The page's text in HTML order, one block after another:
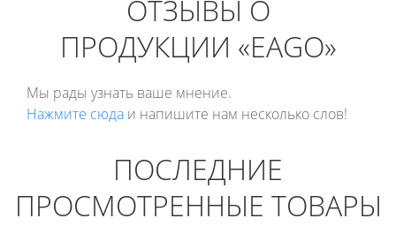
ОТЗЫВЫ О
ПРОДУКЦИИ «EAGO»
Мы рады узнать ваше мнение.
Нажмите сюда и напишите нам несколько слов!
ПОСЛЕДНИЕ
ПРОСМОТРЕННЫЕ ТОВАРЫ